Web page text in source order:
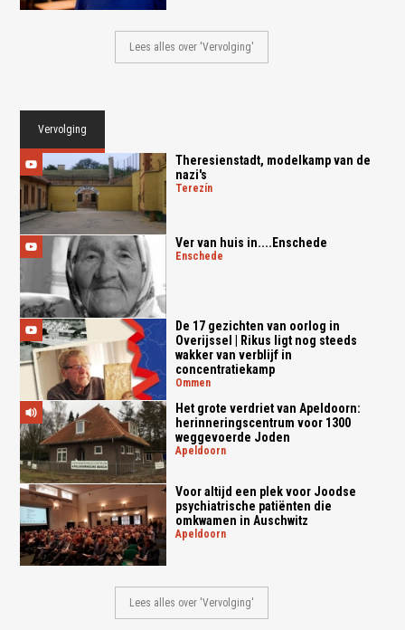
Lees alles over 'Vervolging'
Vervolging
Theresienstadt, modelkamp van de
nazi's
terezín
Ver van huis in....Enschede
enschede
De 17 gezichten van oorlog in
Overijssel | Rikus ligt nog steeds
wakker van verblijf in
concentratiekamp
ommen
Het grote verdriet van Apeldoorn:
herinneringscentrum voor 1300
weggevoerde Joden
apeldoorn
Voor altijd een plek voor Joodse
psychiatrische patiënten die
omkwamen in Auschwitz
apeldoorn
Lees alles over 'Vervolging'